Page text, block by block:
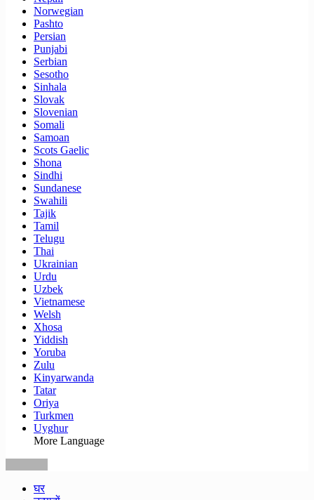
Norwegian
Pashto
Persian
Punjabi
Serbian
Sesotho
Sinhala
Slovak
Slovenian
Somali
Samoan
Scots Gaelic
Shona
Sindhi
Sundanese
Swahili
Tajik
Tamil
Telugu
Thai
Ukrainian
Urdu
Uzbek
Vietnamese
Welsh
Xhosa
Yiddish
Yoruba
Zulu
Kinyarwanda
Tatar
Oriya
Turkmen
Uyghur
More Language
घर